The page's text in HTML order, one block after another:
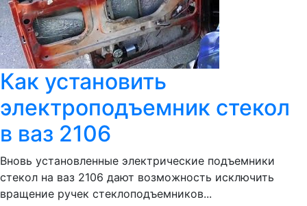
Как установить
электроподъемник стекол
в ваз 2106
Вновь установленные электрические подъемники
стекол на ваз 2106 дают возможность исключить
вращение ручек стеклоподъемников...